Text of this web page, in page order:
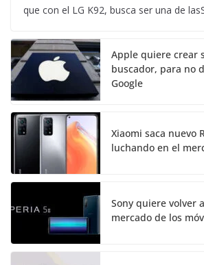
que con el LG K92, busca ser una de
Apple quiere crear
buscador, para no
Google
Xiaomi saca nuevo
luchando en el
Sony quiere volver
mercado de los